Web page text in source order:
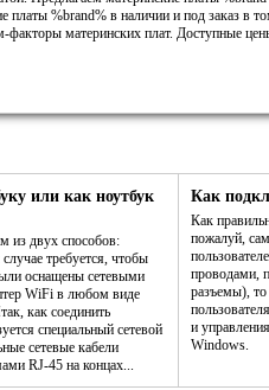
платы %brand% в наличии и под заказ в
материнских плат. Доступные
или как ноутбук
из двух способов:
требуется, чтобы
оснащены сетевыми
WiFi в любом виде
как соединить
специальный сетевой
сетевые кабели
RJ-45 на концах...
Как
Как
пожалуй,
проводами,
разъемы), то
и
Windows.